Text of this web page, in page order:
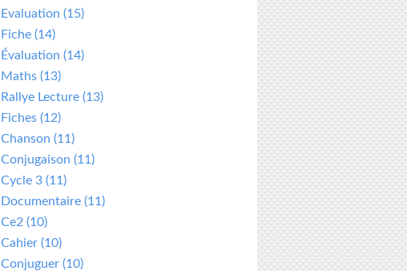
Evaluation (15)
Fiche (14)
Évaluation (14)
Maths (13)
Rallye Lecture (13)
Fiches (12)
Chanson (11)
Conjugaison (11)
Cycle 3 (11)
Documentaire (11)
Ce2 (10)
Cahier (10)
Conjuguer (10)